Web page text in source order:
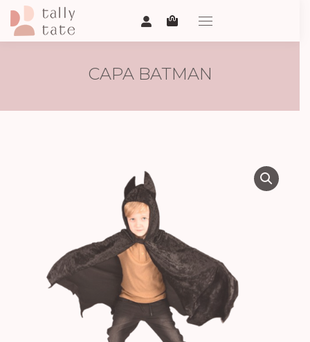
CAPA BATMAN